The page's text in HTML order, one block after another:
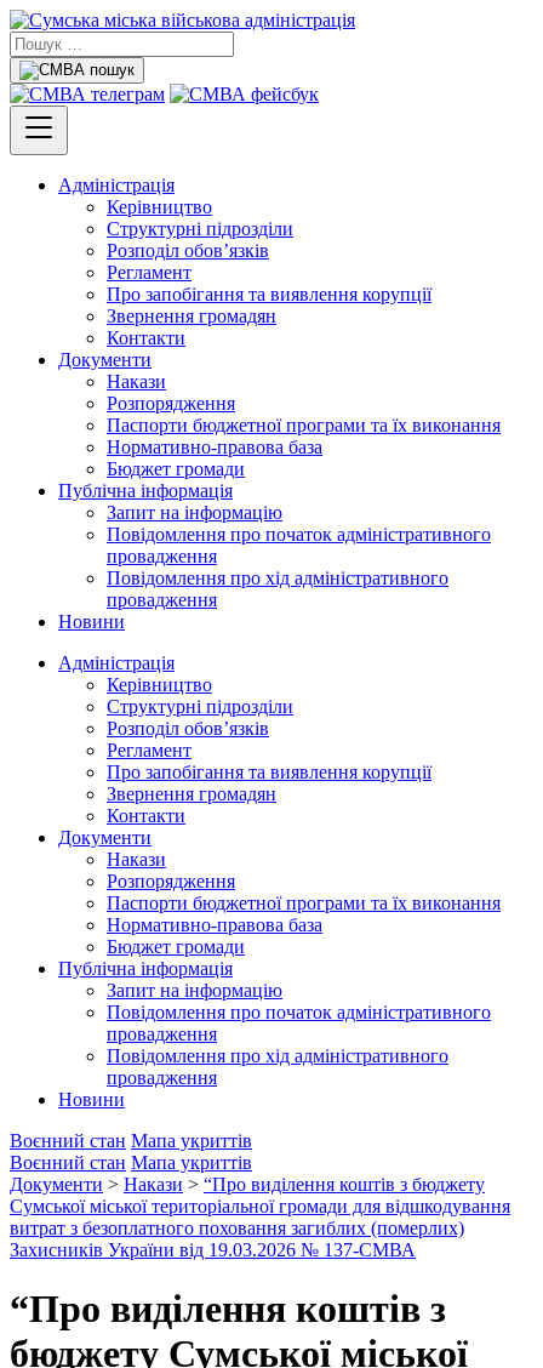
Адміністрація
Керівництво
Структурні підрозділи
Розподіл обов’язків
Регламент
Про запобігання та виявлення корупції
Звернення громадян
Контакти
Документи
Накази
Розпорядження
Паспорти бюджетної програми та їх виконання
Нормативно-правова база
Бюджет громади
Публічна інформація
Запит на інформацію
Повідомлення про початок адміністративного
провадження
Повідомлення про хід адміністративного
провадження
Новини
Адміністрація
Керівництво
Структурні підрозділи
Розподіл обов’язків
Регламент
Про запобігання та виявлення корупції
Звернення громадян
Контакти
Документи
Накази
Розпорядження
Паспорти бюджетної програми та їх виконання
Нормативно-правова база
Бюджет громади
Публічна інформація
Запит на інформацію
Повідомлення про початок адміністративного
провадження
Повідомлення про хід адміністративного
провадження
Новини
Воєнний стан Мапа укриттів
Воєнний стан Мапа укриттів
Документи > Накази > “Про виділення коштів з бюджету
Сумської міської територіальної громади для відшкодування
витрат з безоплатного поховання загиблих (померлих)
Захисників України від 19.03.2026 № 137-СМВА
“Про виділення коштів з
бюджету Сумської міської